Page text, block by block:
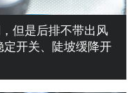
但是后排不带出风
定开关、陡坡缓降开